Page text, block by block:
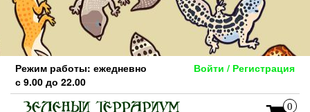
Skip
the
content
Режим работы: ежедневно
с 9.00 до 22.00
Войти / Регистрация
0